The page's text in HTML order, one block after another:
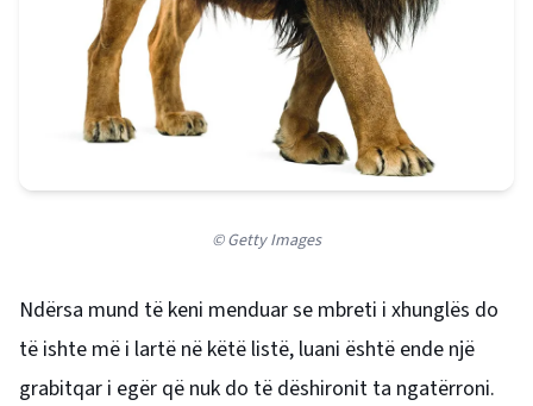
© Getty Images
Ndërsa mund të keni menduar se mbreti i xhunglës do
të ishte më i lartë në këtë listë, luani është ende një
grabitqar i egër që nuk do të dëshironit ta ngatërroni.